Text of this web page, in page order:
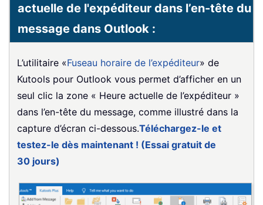
actuelle de l'expéditeur dans l’en-tête du
message dans Outlook :
L’utilitaire «Fuseau horaire de l’expéditeur» de
Kutools pour Outlook vous permet d’afficher en un
seul clic la zone « Heure actuelle de l’expéditeur »
dans l’en-tête du message, comme illustré dans la
capture d’écran ci-dessous.Téléchargez-le et
testez-le dès maintenant ! (Essai gratuit de
30 jours)